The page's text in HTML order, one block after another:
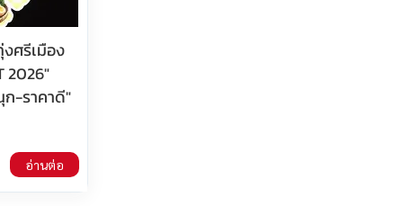
ศรีเมือง
2026"
-ราคาดี"
อ่านต่อ